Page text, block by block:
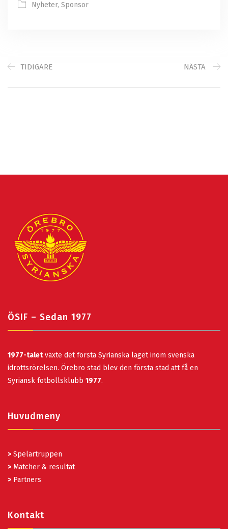
Nyheter, Sponsor
TIDIGARE NÄSTA
ÖSIF – Sedan 1977
1977-taletväxte det första Syrianska laget inom svenska
idrottsrörelsen. Örebro stad blev den första stad att få en
Syriansk fotbollsklubb 1977.
Huvudmeny
> Spelartruppen
> Matcher & resultat
> Partners
Kontakt